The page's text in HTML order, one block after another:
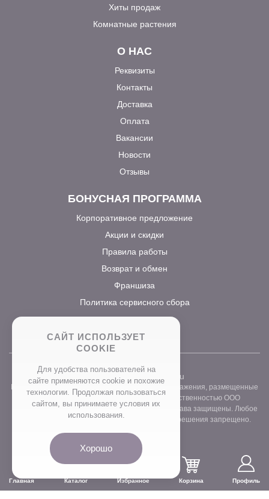
Главная Каталог Избранное Корзина Профиль
Хиты продаж
Комнатные растения
О НАС
Реквизиты
Контакты
Доставка
Оплата
Вакансии
Новости
Отзывы
БОНУСНАЯ ПРОГРАММА
Корпоративное предложение
Акции и скидки
Правила работы
Возврат и обмен
Франшиза
Политика сервисного сбора
www.prostocvet.ru
Вся текстовая информация и графические изображения, размещенные
на сайте интернет-магазина, являются собственностью ООО
«ПРОСТОБУКЕТ» ОГРН 1157746211248. Все права защищены. Любое
использование контента без письменного разрешения запрещено.
САЙТ ИСПОЛЬЗУЕТ
COOKIE
Для удобства пользователей на
сайте применяются сookie и похожие
технологии. Продолжая пользоваться
сайтом, вы принимаете условия их
использования.
Хорошо